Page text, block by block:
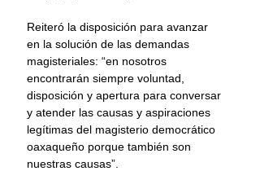
Reiteró la disposición para avanzar
en la solución de las demandas
magisteriales: “en nosotros
encontrarán siempre voluntad,
disposición y apertura para conversar
y atender las causas y aspiraciones
legítimas del magisterio democrático
oaxaqueño porque también son
nuestras causas”.